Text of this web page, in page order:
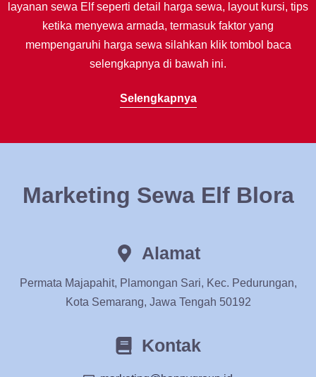
layanan sewa Elf seperti detail harga sewa, layout kursi, tips
ketika menyewa armada, termasuk faktor yang
mempengaruhi harga sewa silahkan klik tombol baca
selengkapnya di bawah ini.
Selengkapnya
Marketing Sewa Elf Blora
Alamat
Permata Majapahit, Plamongan Sari, Kec. Pedurungan,
Kota Semarang, Jawa Tengah 50192
Kontak